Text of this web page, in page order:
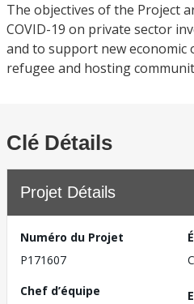
The objectives of the Project
COVID-19 on private sector
and to support new
refugee and hosting
Clé Détails
Projet Détails
Numéro du Projet
P171607
Chef d’équipe